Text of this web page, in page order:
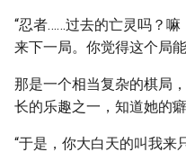
“忍者……过去的亡灵吗？
来下一局。你觉得这个局
那是一个相当复杂的棋局
长的乐趣之一，知道她的
“于是，你大白天的叫我来